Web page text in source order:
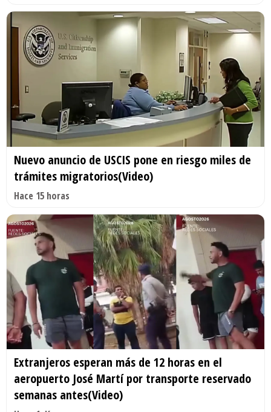
Nuevo anuncio de USCIS pone en riesgo miles de
trámites migratorios(Video)
Hace 15 horas
Extranjeros esperan más de 12 horas en el
aeropuerto José Martí por transporte reservado
semanas antes(Video)